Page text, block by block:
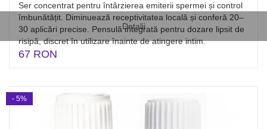
Detalii
Ser concentrat pentru întârzierea emiterii spermei și control
îmbunătățit. Diminuează receptivitatea locală și conferă 20–
30 aplicări precise. Pensulă integrată pentru dozare lipsit de
risipă, discret în utilizare înainte de atingere intim.
67 RON
- 5%